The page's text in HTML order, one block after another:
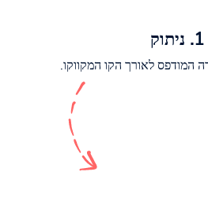
1. ניתוק
המודפס לאורך הקו המקווקו.